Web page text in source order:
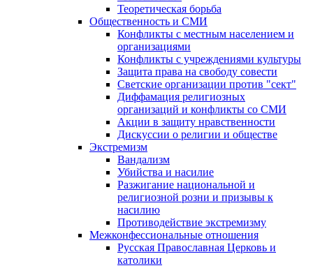
Теоретическая борьба
Общественность и СМИ
Конфликты с местным населением и
организациями
Конфликты с учреждениями культуры
Защита права на свободу совести
Светские организации против "сект"
Диффамация религиозных
организаций и конфликты со СМИ
Акции в защиту нравственности
Дискуссии о религии и обществе
Экстремизм
Вандализм
Убийства и насилие
Разжигание национальной и
религиозной розни и призывы к
насилию
Противодействие экстремизму
Межконфессиональные отношения
Русская Православная Церковь и
католики